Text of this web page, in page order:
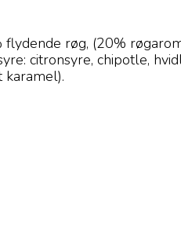
flydende røg, (20%
citronsyre, chipotle,
karamel).